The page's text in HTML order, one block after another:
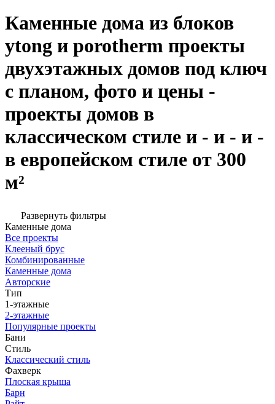
Каменные дома из блоков
ytong и porotherm проекты
двухэтажных домов под ключ
с планом, фото и цены -
проекты домов в
классическом стиле и - и - и -
в европейском стиле от 300
м²
Развернуть фильтры
Каменные дома
Все проекты
Клееный брус
Комбинированные
Каменные дома
Авторские
Тип
1-этажные
2-этажные
Популярные проекты
Бани
Стиль
Классический стиль
Фахверк
Плоская крыша
Барн